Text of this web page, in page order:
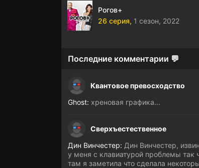
Рогов+
26 серия, 1 сезон, 2022
Последние комментарии 💬
Квантовое превосходство
Ghost: хреновая графика...
Сверхъестественное
Дин Винчестер: Дин Винчестер,
у меня с клавиатурой проблемы так
там я заметила что сделала